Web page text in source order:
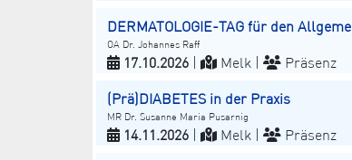
DERMATOLOGIE-TAG für den
OA Dr. Johannes Raff
17.10.2026 | Melk | Präsenz
(Prä)DIABETES in der Praxis
MR Dr. Susanne Maria Pusarnig
14.11.2026 | Melk | Präsenz